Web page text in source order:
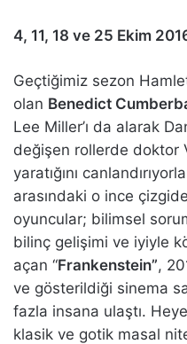
4, 11, 18 ve 25 Ekim
Geçtiğimiz sezon
olan Benedict
Lee Miller’ı da alarak
değişen rollerde doktor
yaratığını
arasındaki o ince
oyuncular; bilimsel
bilinç gelişimi ve iyiyle
açan “Frankenstein”,
ve gösterildiği sinema
fazla insana ulaştı.
klasik ve gotik masal